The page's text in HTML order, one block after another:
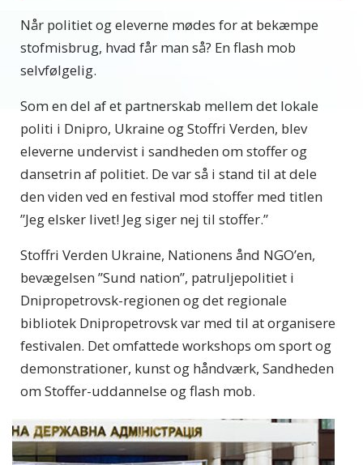
Når politiet og eleverne mødes for at bekæmpe
stofmisbrug, hvad får man så? En flash mob
selvfølgelig.
Som en del af et partnerskab mellem det lokale
politi i Dnipro, Ukraine og Stoffri Verden, blev
eleverne undervist i sandheden om stoffer og
dansetrin af politiet. De var så i stand til at dele
den viden ved en festival mod stoffer med titlen
”Jeg elsker livet! Jeg siger nej til stoffer.”
Stoffri Verden Ukraine, Nationens ånd NGO’en,
bevægelsen ”Sund nation”, patruljepolitiet i
Dnipropetrovsk-regionen og det regionale
bibliotek Dnipropetrovsk var med til at organisere
festivalen. Det omfattede workshops om sport og
demonstrationer, kunst og håndværk, Sandheden
om Stoffer-uddannelse og flash mob.